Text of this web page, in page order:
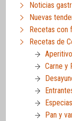
Noticias
Nuevas
Recetas con
Recetas de
Carne y
Pan y